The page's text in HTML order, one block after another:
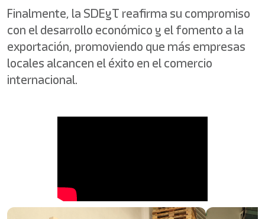
Finalmente, la SDEyT reafirma su compromiso
con el desarrollo económico y el fomento a la
exportación, promoviendo que más empresas
locales alcancen el éxito en el comercio
internacional.